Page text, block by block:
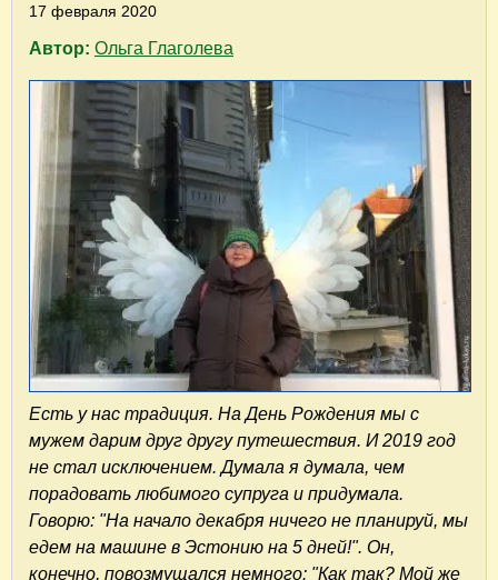
17 февраля 2020
Автор: Ольга Глаголева
Есть у нас традиция. На День Рождения мы с
мужем дарим друг другу путешествия. И 2019 год
не стал исключением. Думала я думала, чем
порадовать любимого супруга и придумала.
Говорю: "На начало декабря ничего не планируй, мы
едем на машине в Эстонию на 5 дней!". Он,
конечно, повозмущался немного: "Как так? Мой же